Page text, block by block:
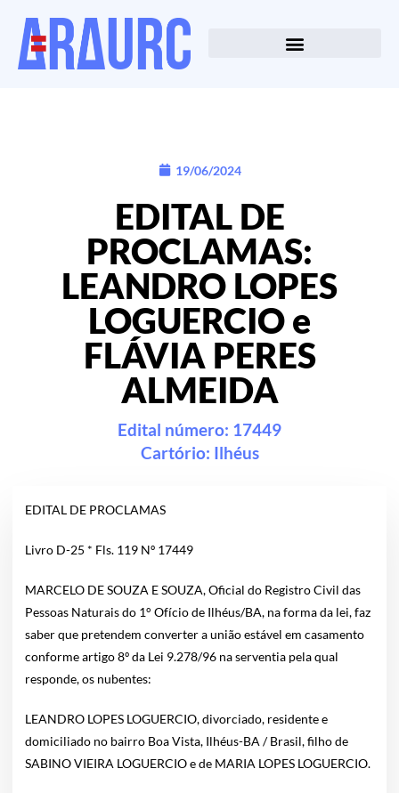
19/06/2024
EDITAL DE
PROCLAMAS:
LEANDRO LOPES
LOGUERCIO e
FLÁVIA PERES
ALMEIDA
Edital número: 17449
Cartório: Ilhéus
EDITAL DE PROCLAMAS
Livro D-25 * Fls. 119 Nº 17449
MARCELO DE SOUZA E SOUZA, Oficial do Registro Civil das
Pessoas Naturais do 1° Ofício de Ilhéus/BA, na forma da lei, faz
saber que pretendem converter a união estável em casamento
conforme artigo 8º da Lei 9.278/96 na serventia pela qual
responde, os nubentes:
LEANDRO LOPES LOGUERCIO, divorciado, residente e
domiciliado no bairro Boa Vista, Ilhéus-BA / Brasil, filho de
SABINO VIEIRA LOGUERCIO e de MARIA LOPES LOGUERCIO.